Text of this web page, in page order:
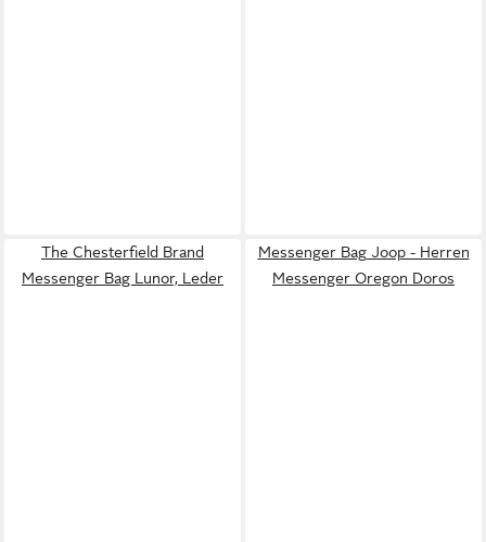
The Chesterfield Brand
Messenger Bag Lunor, Leder
Messenger Bag Joop - Herren
Messenger Oregon Doros